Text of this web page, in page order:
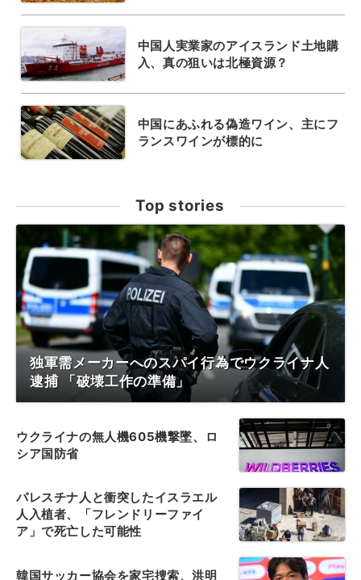
中国人実業家のアイスランド土地購
入、真の狙いは北極資源？
中国にあふれる偽造ワイン、主にフ
ランスワインが標的に
Top stories
独軍需メーカーへのスパイ行為でウクライナ人
逮捕 「破壊工作の準備」
ウクライナの無人機605機撃墜、ロ
シア国防省
パレスチナ人と衝突したイスラエル
人入植者、「フレンドリーファイ
ア」で死亡した可能性
韓国サッカー協会を家宅捜索、洪明